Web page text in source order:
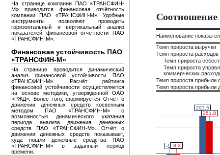
На странице компании ПАО «ТРАНСФИН-
М» приводится финансовая отчётность
компании ПАО «ТРАНСФИН-М». Удобные
инструменты позволяют проводить
горизонтальный и вертикальный анализ
показателей финансовой отчётности ПАО
«ТРАНСФИН-М».
Финансовая устойчивость ПАО
«ТРАНСФИН-М»
На странице проводится динамический
анализ финансовой устойчивости ПАО
«ТРАНСФИН-М». Расчёт рейтинга
финансовой устойчивости осуществляется
на основе методики, утвержденной ОАО
«РЖД». Более того, формируется Отчёт о
движении денежных средств косвенным
методом ПАО «ТРАНСФИН-М» с
возможностью динамического указания
периода анализа движения денежных
средств ПАО «ТРАНСФИН-М». Отчёт о
движении денежных средств показывает,
куда пошли денежные средства ПАО
«ТРАНСФИН-М» в заданный период
времени.
Соотношение
Наименование
Темп прироста выручки
Темп прироста расходов
Темп прироста
Темп прироста
коммерческих
Темп прироста прибыли
Темп прироста прибыли
-18
-18
293.5
293.5
-8.2
-8.2
251.8
251.8